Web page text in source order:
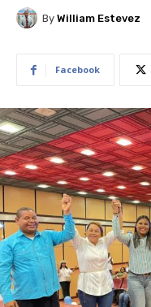
By William Estevez
Facebook